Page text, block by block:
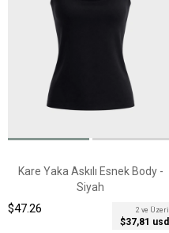
Kare Yaka Askılı Esnek Body -
Siyah
2 ve Üzeri
$37,81 usd
$47.26